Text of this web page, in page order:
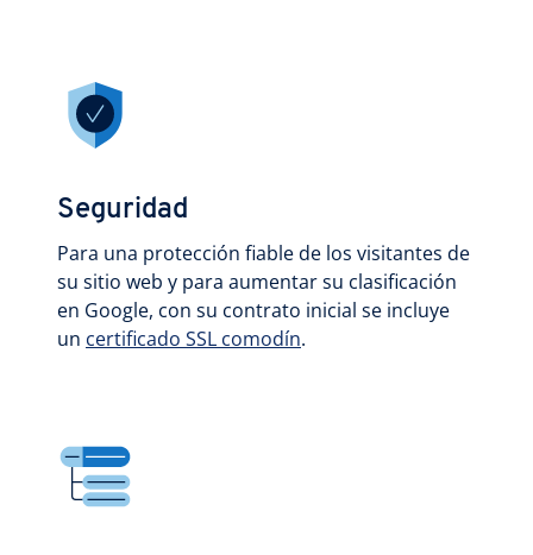
Seguridad
Para una protección fiable de los visitantes de
su sitio web y para aumentar su clasificación
en Google, con su contrato inicial se incluye
un certificado SSL comodín.